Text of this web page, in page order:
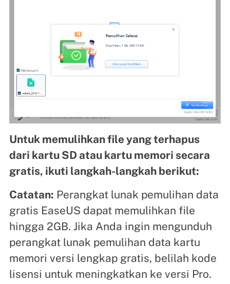
Untuk memulihkan file yang terhapus
dari kartu SD atau kartu memori secara
gratis, ikuti langkah-langkah berikut:
Catatan: Perangkat lunak pemulihan data
gratis EaseUS dapat memulihkan file
hingga 2GB. Jika Anda ingin mengunduh
perangkat lunak pemulihan data kartu
memori versi lengkap gratis, belilah kode
lisensi untuk meningkatkan ke versi Pro.